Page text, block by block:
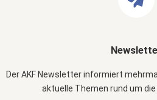
Der AKF Newsletter informiert
aktuelle Themen rund um